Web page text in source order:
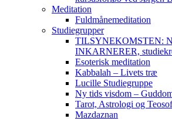
Meditation
Fuldmånemeditation
Studiegrupper
TILSYNEKOMSTEN:
INKARNERER,
Esoterisk meditation
Kabbalah – Livets træ
Lucille Studiegruppe
Ny tids visdom –
Tarot, Astrologi og
Mazdaznan